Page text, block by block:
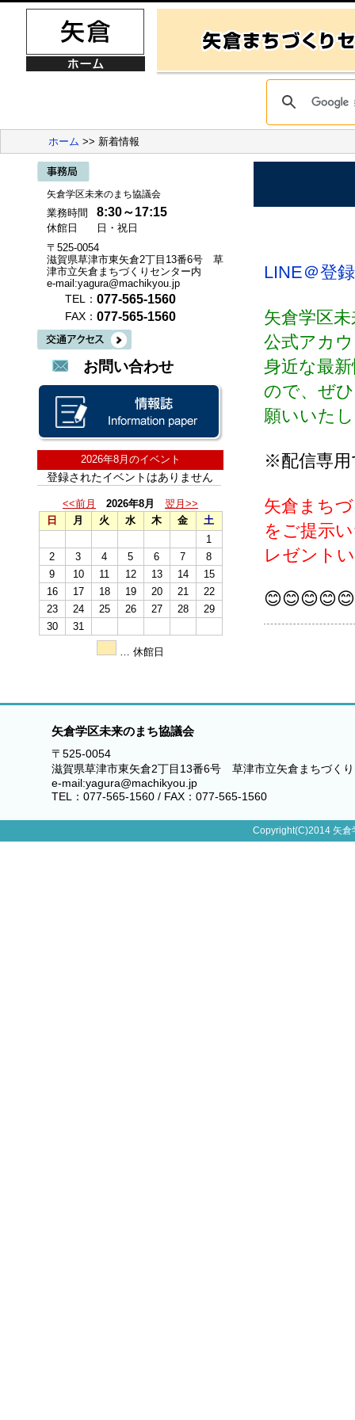
ホーム >> 新着情報
矢倉学区未来のまち協議会
業務時間 8:30～17:15
休館日
日・祝日
〒525-0054
滋賀県草津市東矢倉2丁目13番6号 草
津市立矢倉まちづくりセンター内
e-mail:yagura@machikyou.jp
TEL： 077-565-1560
FAX： 077-565-1560
お問い合わせ
2026年8月のイベント
登録されたイベントはありません
<<前月 2026年8月
翌月>>
日
月 火 水 木 金
土
1
2
3 4 5 6 7
8
9
10 11 12 13 14
15
16
17 18 19 20 21
22
23
24 25 26 27 28
29
30
31
… 休館日
LINE＠登
矢倉学区
公式アカ
身近な最
ので、ぜ
願いいた
※配信専用
矢倉まち
をご提示
レゼント
矢倉学区未来のまち協議会
〒525-0054
滋賀県草津市東矢倉2丁目13番6号 草津市立矢倉まちづく
e-mail:yagura@machikyou.jp
TEL：077-565-1560 / FAX：077-565-1560
Copyright(C)2014 矢倉